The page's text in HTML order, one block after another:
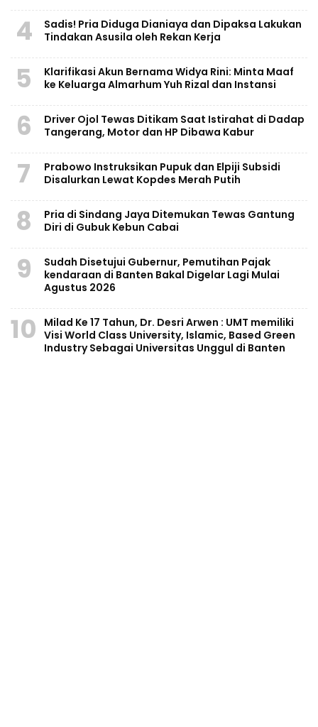
4
Sadis! Pria Diduga Dianiaya dan Dipaksa Lakukan
Tindakan Asusila oleh Rekan Kerja
5
Klarifikasi Akun Bernama Widya Rini: Minta Maaf
ke Keluarga Almarhum Yuh Rizal dan Instansi
6
Driver Ojol Tewas Ditikam Saat Istirahat di Dadap
Tangerang, Motor dan HP Dibawa Kabur
7
Prabowo Instruksikan Pupuk dan Elpiji Subsidi
Disalurkan Lewat Kopdes Merah Putih
8
Pria di Sindang Jaya Ditemukan Tewas Gantung
Diri di Gubuk Kebun Cabai
9
Sudah Disetujui Gubernur, Pemutihan Pajak
kendaraan di Banten Bakal Digelar Lagi Mulai
Agustus 2026
10
Milad Ke 17 Tahun, Dr. Desri Arwen : UMT memiliki
Visi World Class University, Islamic, Based Green
Industry Sebagai Universitas Unggul di Banten